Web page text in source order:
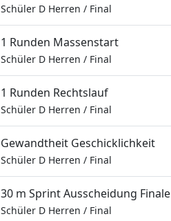
Schüler D Herren / Final
1 Runden Massenstart
Schüler D Herren / Final
1 Runden Rechtslauf
Schüler D Herren / Final
Gewandtheit Geschicklichkeit
Schüler D Herren / Final
30 m Sprint Ausscheidung Finale
Schüler D Herren / Final